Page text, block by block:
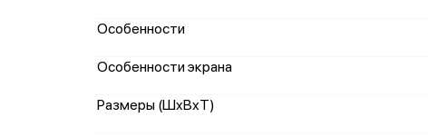
Особенности
Особенности экрана
Размеры (ШxВxТ)